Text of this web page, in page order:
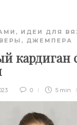
, ИДЕИ ДЛЯ
ДЖЕМПЕРА
кардиган
0 5 min